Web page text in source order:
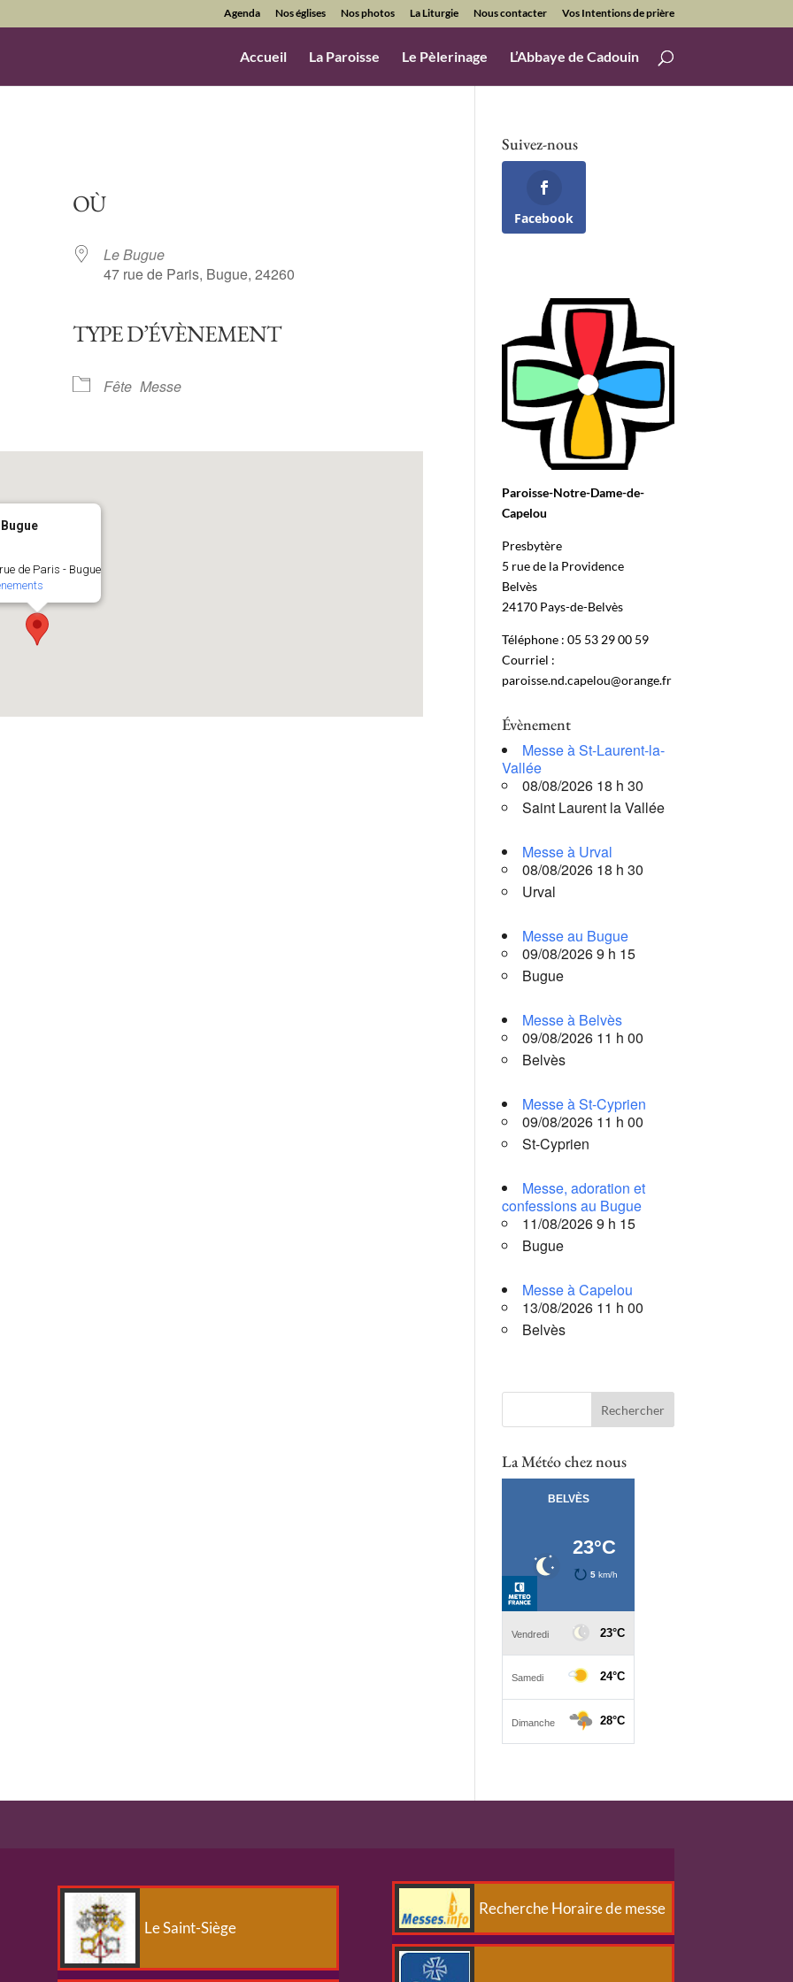
Agenda Nos églises Nos photos La Liturgie Nous contacter Vos Intentions de prière
Accueil La Paroisse Le Pèlerinage L’Abbaye de Cadouin
Outlook Live
OÙ
Le Bugue
47 rue de Paris, Bugue, 24260
TYPE D’ÉVÈNEMENT
Fête Messe
Bugue
de Paris - Bugue
Suivez-nous
Facebook
Paroisse-Notre-Dame-de-
Capelou
Presbytère
5 rue de la Providence
Belvès
24170 Pays-de-Belvès
Téléphone : 05 53 29 00 59
Courriel :
paroisse.nd.capelou@orange.fr
Évènement
Messe à St-Laurent-la-
Vallée
08/08/2026 18 h 30
Saint Laurent la Vallée
Messe à Urval
08/08/2026 18 h 30
Urval
Messe au Bugue
09/08/2026 9 h 15
Bugue
Messe à Belvès
09/08/2026 11 h 00
Belvès
Messe à St-Cyprien
09/08/2026 11 h 00
St-Cyprien
Messe, adoration et
confessions au Bugue
11/08/2026 9 h 15
Bugue
Messe à Capelou
13/08/2026 11 h 00
Belvès
La Météo chez nous
Le Saint-Siège
Recherche Horaire de messe